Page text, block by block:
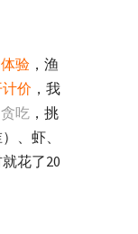
验 ，渔
价 ，我
吃 ，挑
、虾、
花了20